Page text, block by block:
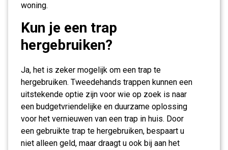
woning.
Kun je een trap
hergebruiken?
Ja, het is zeker mogelijk om een trap te
hergebruiken. Tweedehands trappen kunnen een
uitstekende optie zijn voor wie op zoek is naar
een budgetvriendelijke en duurzame oplossing
voor het vernieuwen van een trap in huis. Door
een gebruikte trap te hergebruiken, bespaart u
niet alleen geld, maar draagt u ook bij aan het